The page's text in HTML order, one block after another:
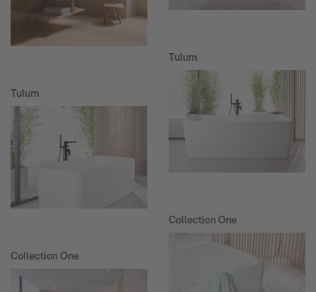
Tulum
Collection One
Tulum
Collection One